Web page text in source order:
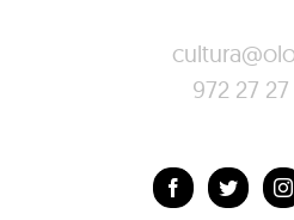
972 27